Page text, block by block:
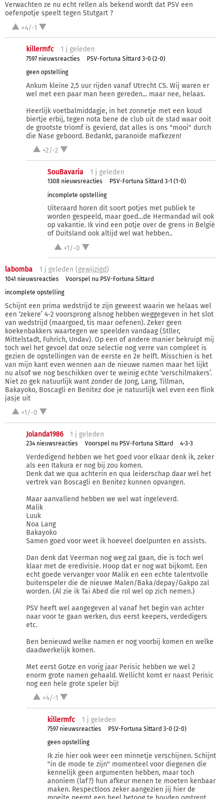
Verwachten ze nu echt rellen als bekend wordt dat PSV een
oefenpotje speelt tegen Stutgart ?
+4/-1
killermfc 1 j geleden
7597 nieuwsreacties
PSV-Fortuna Sittard 3-0 (2-0)
geen opstelling
Ankum kleine 2,5 uur rijden vanaf Utrecht CS. Wij waren er
wel met een paar man heen gereden... maar nee, helaas.
Heerlijk voetbalmiddagje, in het zonnetje met een koud
biertje erbij, tegen nota bene de club uit de stad waar ooit
de grootste triomf is gevierd, dat alles is ons "mooi" durch
die Nase geboord. Bedankt, paranoïde mafkezen!
+2/-2
SouBavaria 1 j geleden
1308 nieuwsreacties
PSV-Fortuna Sittard 3-1 (1-0)
incomplete opstelling
Uiteraard horen dit soort potjes met publiek te
worden gespeeld, maar goed…de Hermandad wil ook
op vakantie. Ik vind een potje over de grens in België
of Duitsland ook altijd wel wat hebben..
+1/-0
labomba 1 j geleden (gewijzigd)
1041 nieuwsreacties
Voorspel nu PSV-Fortuna Sittard
incomplete opstelling
Schijnt een prima wedstrijd te zijn geweest waarin we helaas wel
een ‘zekere’ 4-2 voorsprong alsnog hebben weggegeven in het slot
van wedstrijd (maargoed, tis maar oefenen). Zeker geen
koekenbakkers waartegen we speelden vandaag (Stller,
Mittelstadt, Fuhrich, Undav). Op een of andere manier bekruipt mij
toch wel het gevoel dat onze selectie nog verre van compleet is
gezien de opstellingen van de eerste en 2e helft. Misschien is het
van mijn kant even wennen aan de nieuwe namen maar het lijkt
nu alsof we nog beschikken over te weinig echte ‘verschilmakers’.
Niet zo gek natuurlijk want zonder de Jong, Lang, Tillman,
Bakayoko, Boscagli en Benitez doe je natuurlijk wel even een flink
jasje uit
+1/-0
Jolanda1986 1 j geleden
234 nieuwsreacties Voorspel nu PSV-Fortuna Sittard 4-3-3
Verdedigend hebben we het goed voor elkaar denk ik, zeker
als een Itakura er nog bij zou komen.
Denk dat we qua achterin en qua leiderschap daar wel het
vertrek van Boscagli en Benitez kunnen opvangen.
Maar aanvallend hebben we wel wat ingeleverd.
Malik
Luuk
Noa Lang
Bakayoko
Samen goed voor weet ik hoeveel doelpunten en assists.
Dan denk dat Veerman nog weg zal gaan, die is toch wel
klaar met de eredivisie. Hoop dat er nog wat bijkomt. Een
echt goede vervanger voor Malik en een echte talentvolle
buitenspeler die de nieuwe Malen/Baka/depay/Gakpo zal
worden. (Al zie ik Tai Abed die rol wel op zich nemen.)
PSV heeft wel aangegeven al vanaf het begin van achter
naar voor te gaan werken, dus eerst keepers, verdedigers
etc.
Ben benieuwd welke namen er nog voorbij komen en welke
daadwerkelijk komen.
Met eerst Gotze en vorig jaar Perisic hebben we wel 2
enorm grote namen gehaald. Wellicht komt er naast Perisic
nog een hele grote speler bij!
+4/-1
killermfc 1 j geleden
7597 nieuwsreacties
PSV-Fortuna Sittard 3-0 (2-0)
geen opstelling
Ik zie hier ook weer een minnetje verschijnen. Schijnt
"in de mode te zijn" momenteel voor diegenen die
kennelijk geen argumenten hebben, maar toch
anoniem (laf?) hun afkeur menen te moeten kenbaar
maken. Respectloos zeker aangezien jij hier de